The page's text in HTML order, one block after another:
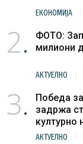
ЕКОНОМИЈА
2
ФОТО:
милиони
АКТУЕЛНО
3
Победа
задржа
културно
АКТУЕЛНО